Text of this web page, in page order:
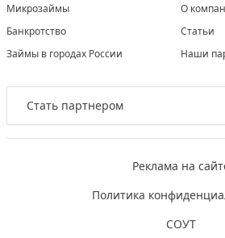
Микрозаймы
Банкротство
Займы в городах России
О
Статьи
Наши
Стать партнером
Реклама на
Политика
СОУТ